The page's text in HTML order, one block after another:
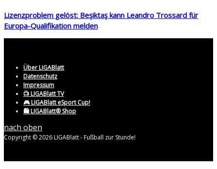
Lizenzproblem gelöst: Beşiktaş kann Leandro Trossard für
Europa-Qualifikation melden
Über LIGABlatt
Datenschutz
Impressum
📺 LIGABlatt TV
🎮 LIGABlatt eSport Cup!
🛍️ LIGABlatt® Shop
nach oben
Copyright © 2026 LIGABlatt - Fußball zur Stunde!